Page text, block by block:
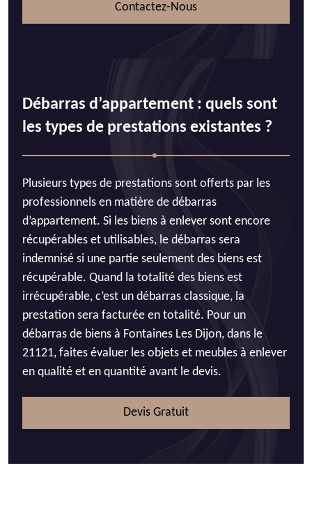
Contactez-Nous
Débarras d’appartement : quels sont
les types de prestations existantes ?
Plusieurs types de prestations sont offerts par les
professionnels en matière de débarras
d’appartement. Si les biens à enlever sont encore
récupérables et utilisables, le débarras sera
indemnisé si une partie seulement des biens est
récupérable. Quand la totalité des biens est
irrécupérable, c’est un débarras classique, la
prestation sera facturée en totalité. Pour un
débarras de biens à Fontaines Les Dijon, dans le
21121, faites évaluer les objets et meubles à enlever
en qualité et en quantité avant le devis.
Devis Gratuit